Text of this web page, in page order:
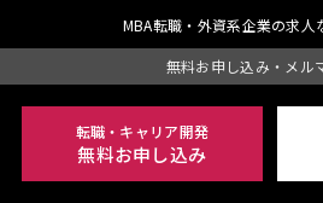
無料お申し込み・メル
転職・キャリア開発
無料お申し込み
MBA転職・外資系企業の求人
Copyright© AXIOM Co., Ltd. All